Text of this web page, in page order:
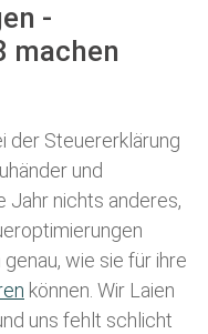
-
machen
der Steuererklärung
und
Jahr nichts anderes,
wie sie für ihre
können. Wir Laien
uns fehlt schlicht